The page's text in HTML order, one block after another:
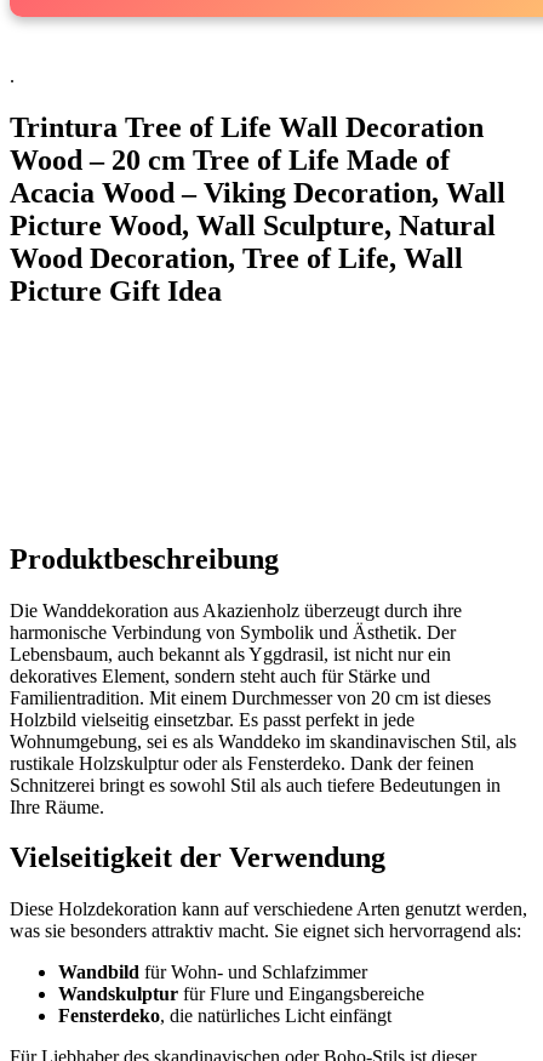
.
Trintura Tree of Life Wall Decoration
Wood – 20 cm Tree of Life Made of
Acacia Wood​ – Viking Decoration, Wall
Picture Wood,‍ Wall Sculpture, Natural
Wood Decoration, Tree of Life, Wall
Picture Gift Idea
Produktbeschreibung
Die Wanddekoration aus ​Akazienholz überzeugt durch ihre
harmonische Verbindung von Symbolik und Ästhetik. Der
Lebensbaum, auch bekannt als Yggdrasil, ist nicht nur ein
dekoratives ​Element, sondern steht auch für Stärke und
Familientradition. Mit einem⁣ Durchmesser von 20 cm ist dieses
‌Holzbild ‌vielseitig einsetzbar. Es passt perfekt‍ in jede
Wohnumgebung, sei es als ⁣Wanddeko im skandinavischen Stil, als
rustikale Holzskulptur oder als Fensterdeko. Dank der feinen
Schnitzerei bringt es sowohl Stil als auch tiefere Bedeutungen in
Ihre Räume.
Vielseitigkeit der Verwendung
Diese Holzdekoration kann auf verschiedene‌ Arten genutzt werden, ​
was ⁣sie besonders attraktiv macht. Sie eignet sich ‍hervorragend‌ als:
Wandbild für Wohn- und Schlafzimmer
Wandskulptur für Flure ⁣und⁤ Eingangsbereiche
Fensterdeko, die natürliches Licht einfängt